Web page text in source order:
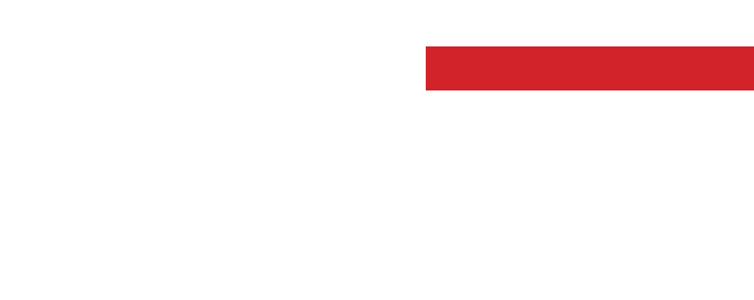
© "Вестник лицензионного